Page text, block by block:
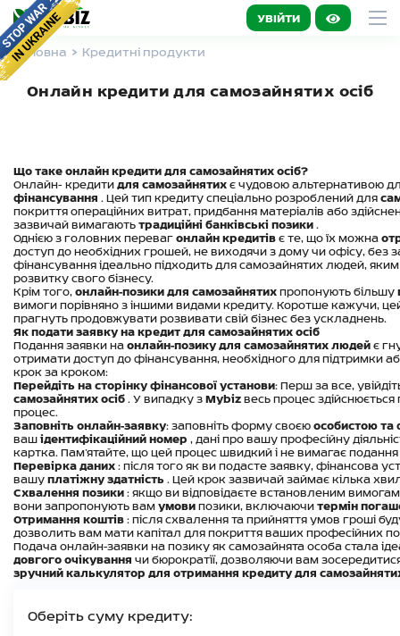
УВІЙТИ
Головна Кредитні продукти
Онлайн кредити для самозайнятих осіб
Що таке онлайн кредити для самозайнятих осіб?
Онлайн- кредити для самозайнятих є чудовою альтернативою
фінансування . Цей тип кредиту спеціально розроблений для
покриття операційних витрат, придбання матеріалів або
зазвичай вимагають традиційні банківські позики .
Однією з головних переваг онлайн кредитів є те, що їх можна
доступ до необхідних грошей, не виходячи з дому чи офісу, без
фінансування ідеально підходить для самозайнятих людей,
розвитку свого бізнесу.
Крім того, онлайн-позики для самозайнятих пропонують більшу
вимоги порівняно з іншими видами кредиту. Коротше кажучи,
прагнуть продовжувати розвивати свій бізнес без ускладнень.
Як подати заявку на кредит для самозайнятих осіб
Подання заявки на онлайн-позику для самозайнятих людей є
отримати доступ до фінансування, необхідного для підтримки
крок за кроком:
Перейдіть на сторінку фінансової установи: Перш за все,
самозайнятих осіб . У випадку з Mybiz весь процес
процес.
Заповніть онлайн-заявку: заповніть форму своєю особистою та
ваш ідентифікаційний номер , дані про вашу професійну
картка. Пам’ятайте, що цей процес швидкий і не вимагає подання
Перевірка даних : після того як ви подасте заявку, фінансова
вашу платіжну здатність . Цей крок зазвичай займає кілька
Схвалення позики : якщо ви відповідаєте встановленим
вони запропонують вам умови позики, включаючи термін
Отримання коштів : після схвалення та прийняття умов гроші
дозволить вам мати капітал для покриття ваших професійних
Подача онлайн-заявки на позику як самозайнята особа стала
довгого очікування чи бюрократії, дозволяючи вам
зручний калькулятор для отримання кредиту для
Оберіть суму кредиту: